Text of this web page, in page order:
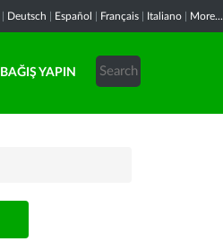
Deutsch Español Français Italiano More...
BAĞIŞ YAPIN